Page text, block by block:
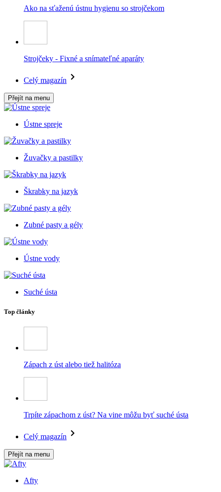
Ako na sťaženú ústnu hygienu so strojčekom
Strojčeky - Fixné a snímateľné aparáty
Celý magazín
Přejít na menu
Ústne spreje
Žuvačky a pastilky
Škrabky na jazyk
Zubné pasty a gély
Ústne vody
Suché ústa
Top články
Zápach z úst alebo tiež halitóza
Trpíte zápachom z úst? Na vine môžu byť suché ústa
Celý magazín
Přejít na menu
Afty